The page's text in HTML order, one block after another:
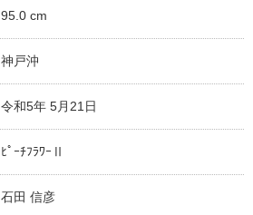
95.0 cm
神戸沖
令和5年 5月21日
ﾋﾟｰﾁﾌﾗﾜｰⅡ
石田 信彦